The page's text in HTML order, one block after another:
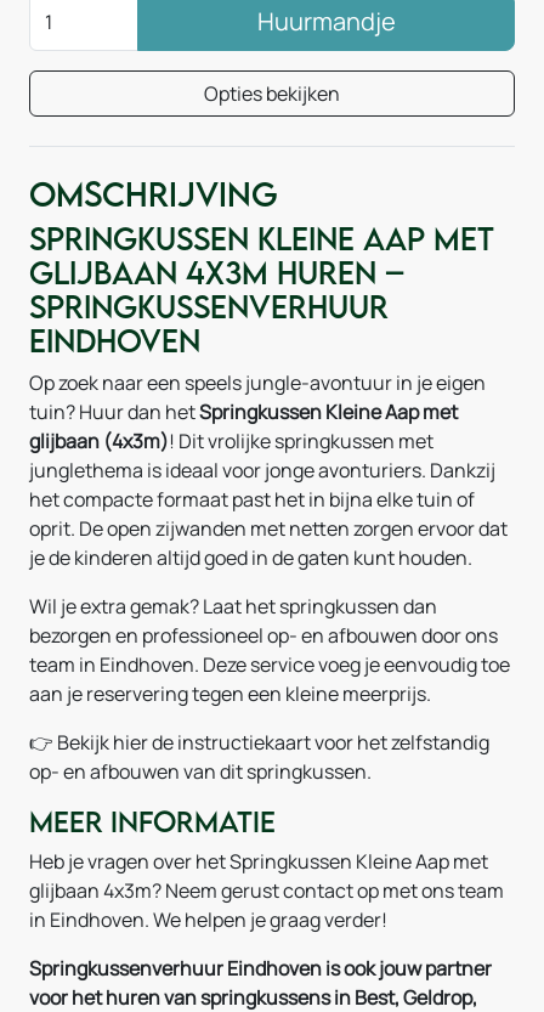
Huurmandje
Opties bekijken
Omschrijving
Springkussen Kleine Aap met
glijbaan 4x3m huren –
Springkussenverhuur
Eindhoven
Op zoek naar een speels jungle-avontuur in je eigen
tuin? Huur dan hetSpringkussen Kleine Aap met
glijbaan (4x3m)! Dit vrolijke springkussen met
junglethema is ideaal voor jonge avonturiers. Dankzij
het compacte formaat past het in bijna elke tuin of
oprit. De open zijwanden met netten zorgen ervoor dat
je de kinderen altijd goed in de gaten kunt houden.
Wil je extra gemak? Laat het springkussen dan
bezorgen en professioneel op- en afbouwen door ons
team in Eindhoven. Deze service voeg je eenvoudig toe
aan je reservering tegen een kleine meerprijs.
👉 Bekijk hier de instructiekaart voor het zelfstandig
op- en afbouwen van dit springkussen.
Meer informatie
Heb je vragen over het Springkussen Kleine Aap met
glijbaan 4x3m? Neem gerust contact op met ons team
in Eindhoven. We helpen je graag verder!
Springkussenverhuur Eindhoven is ook jouw partner
voor het huren van springkussens in Best, Geldrop,